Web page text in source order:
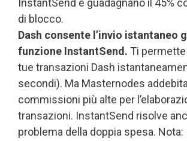
InstantSend e guadagnano il 45%
di blocco.
Dash consente l’invio istantaneo
funzione InstantSend. Ti
tue transazioni Dash
secondi). Ma Masternodes
commissioni più alte per
transazioni. InstantSend risolve
problema della doppia spesa. Nota: